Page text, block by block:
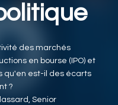
des marchés
en bourse (IPO) et
qu'en est-il des écarts
?
Senior